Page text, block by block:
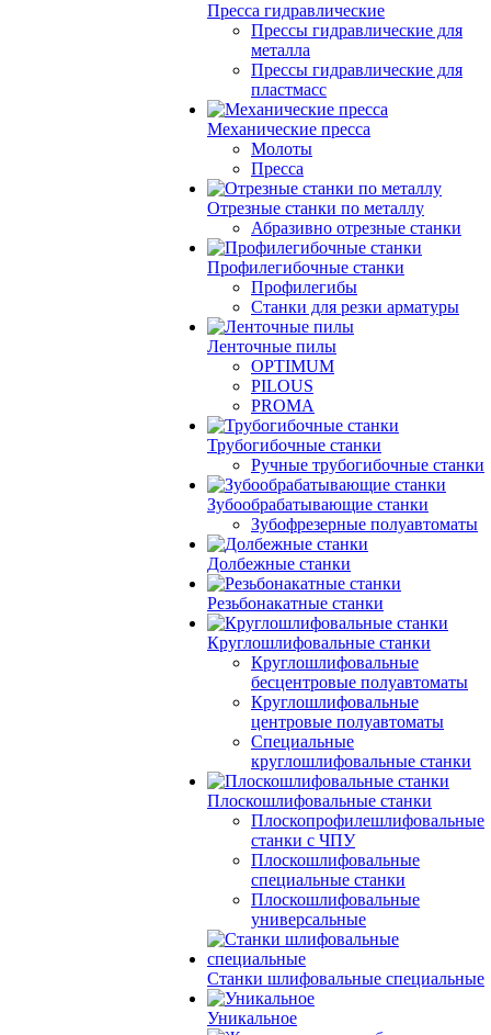
Пресса гидравлические
Прессы гидравлические для
металла
Прессы гидравлические для
пластмасс
Механические пресса
Молоты
Пресса
Отрезные станки по металлу
Абразивно отрезные станки
Профилегибочные станки
Профилегибы
Станки для резки арматуры
Ленточные пилы
OPTIMUM
PILOUS
PROMA
Трубогибочные станки
Ручные трубогибочные станки
Зубообрабатывающие станки
Зубофрезерные полуавтоматы
Долбежные станки
Резьбонакатные станки
Круглошлифовальные станки
Круглошлифовальные
бесцентровые полуавтоматы
Круглошлифовальные
центровые полуавтоматы
Специальные
круглошлифовальные станки
Плоскошлифовальные станки
Плоскопрофилешлифовальные
станки с ЧПУ
Плоскошлифовальные
специальные станки
Плоскошлифовальные
универсальные
Станки шлифовальные специальные
Уникальное